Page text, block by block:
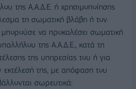
της Α.Α.Δ.Ε. ή χρησιμοποίησης
τη σωματική βλάβη ή τον
να προκαλέσει σωματική
της Α.Α.Δ.Ε., κατά τη
της υπηρεσίας του ή για
εκτέλεσή της, με απόφαση του
σωρευτικά: